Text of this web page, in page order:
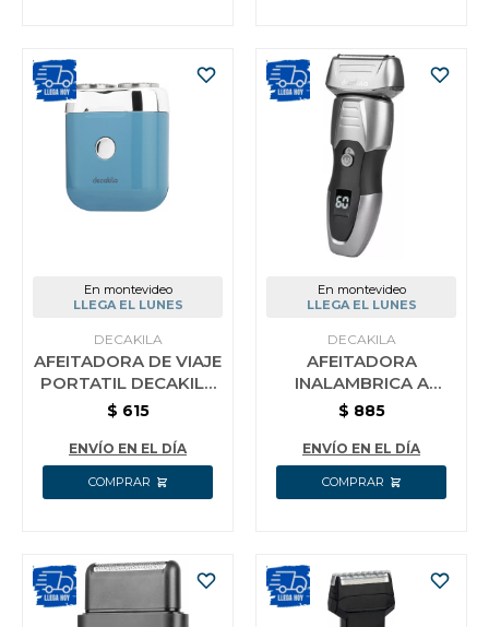
En montevideo
LLEGA EL LUNES
DECAKILA
AFEITADORA DE VIAJE
PORTATIL DECAKILA
KMHR012W
$ 615
ENVÍO EN EL DÍA
En montevideo
LLEGA EL LUNES
DECAKILA
AFEITADORA
INALAMBRICA A
BATERIA DECAKILA
$ 885
ENVÍO EN EL DÍA